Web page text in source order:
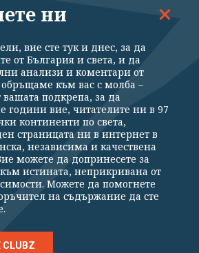
ТЕХНОЛОГИИ КАЛЕЙДОСКОП
Политика за поверителност
Контакти
За Клуб Z
Подкрепете ни
е „Клуб Зебра Медия“ ЕООД, София, ул. "Алеко
права запазени 2026 „Клуб Зебра Медия“
снимки и видео от www.clubz.bg без
преследвано по съдебен път, съгласно
ни
вие сте тук и днес, за да
от България и света, и да
анализи и коментари от
обръщаме към вас с молба –
подкрепа, за да
години вие, читателите ни в 97
континенти по света,
страницата ни в интернет в
независима и качествена
можете да допринесете за
истината, неприкривана от
Можете да помогнете
на съдържание да сте